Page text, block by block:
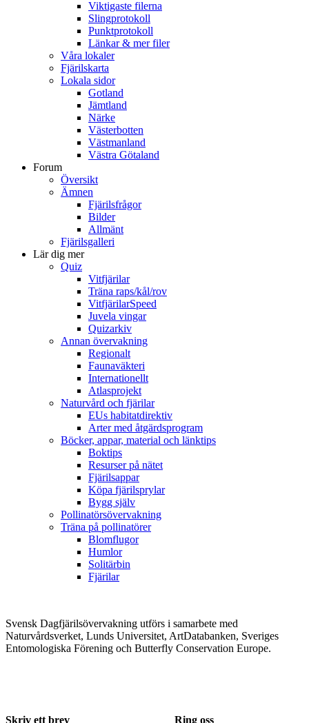
Viktigaste filerna
Slingprotokoll
Punktprotokoll
Länkar & mer filer
Våra lokaler
Fjärilskarta
Lokala sidor
Gotland
Jämtland
Närke
Västerbotten
Västmanland
Västra Götaland
Forum
Översikt
Ämnen
Fjärilsfrågor
Bilder
Allmänt
Fjärilsgalleri
Lär dig mer
Quiz
Vitfjärilar
Träna raps/kål/rov
VitfjärilarSpeed
Juvela vingar
Quizarkiv
Annan övervakning
Regionalt
Faunaväkteri
Internationellt
Atlasprojekt
Naturvård och fjärilar
EUs habitatdirektiv
Arter med åtgärdsprogram
Böcker, appar, material och länktips
Boktips
Resurser på nätet
Fjärilsappar
Köpa fjärilsprylar
Bygg själv
Pollinatörsövervakning
Träna på pollinatörer
Blomflugor
Humlor
Solitärbin
Fjärilar
Svensk Dagfjärilsövervakning utförs i samarbete med
Naturvårdsverket, Lunds Universitet, ArtDatabanken, Sveriges
Entomologiska Förening och Butterfly Conservation Europe.
Skriv ett brev Ring oss